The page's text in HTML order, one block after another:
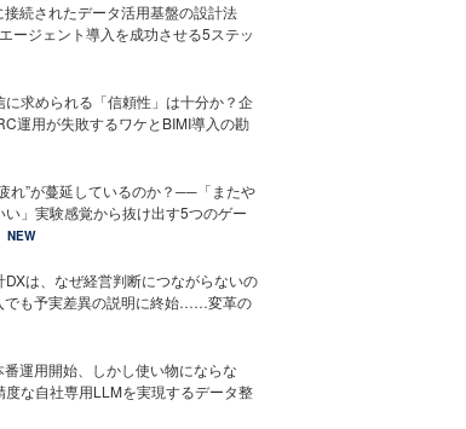
接続されたデータ活用基盤の設計法
ージェント導入を成功させる5ステッ
に求められる「信頼性」は十分か？企
運用が失敗するワケとBIMI導入の勘
れ”が蔓延しているのか？──「またや
い」実験感覚から抜け出す5つのゲー
NEW
DXは、なぜ経営判断につながらないの
も予実差異の説明に終始……変革の
番運用開始、しかし使い物にならな
な自社専用LLMを実現するデータ整